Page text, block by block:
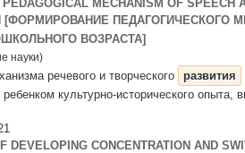
PEDAGOGICAL MECHANISM OF SPEECH
[ФОРМИРОВАНИЕ
ВОЗРАСТА]
науки)
речевого и творческого развития
культурно-исторического опыта,
DEVELOPING CONCENTRATION AND